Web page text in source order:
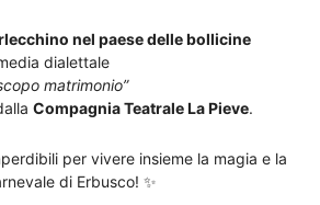
nel paese delle bollicine
dialettale
matrimonio”
Compagnia Teatrale La Pieve.
per vivere insieme la magia e la
di Erbusco! ✨